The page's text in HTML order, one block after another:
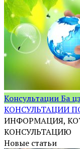
Консультации Ба
КОНСУЛЬТАЦИИ
ИНФОРМАЦИЯ,
КОНСУЛЬТАЦИЮ
Новые статьи